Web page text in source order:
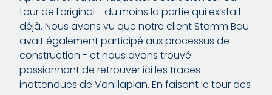
tour de l'original - du moins la partie qui existait
déjà. Nous avons vu que notre client Stamm Bau
avait également participé aux processus de
construction - et nous avons trouvé
passionnant de retrouver ici les traces
inattendues de Vanillaplan. En faisant le tour des